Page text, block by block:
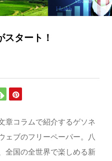
タート！
章コラムで紹介するゲソネ
ェブのフリーペーパー。八
全国の全世界で楽しめる新